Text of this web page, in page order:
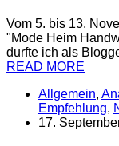
Vom 5. bis 13.
"Mode Heim
durfte ich als
READ MORE
Allgemein,
Empfehlung,
17.